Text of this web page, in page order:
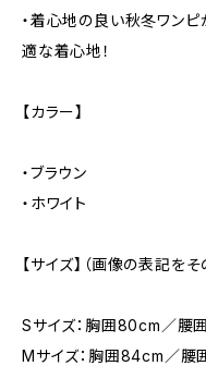
・着心地の良い秋冬ワン
適な着心地！
【カラー】
・ブラウン
・ホワイト
【サイズ】（画像の表記をそ
Sサイズ：胸囲80cm／腰
Mサイズ：胸囲84cm／